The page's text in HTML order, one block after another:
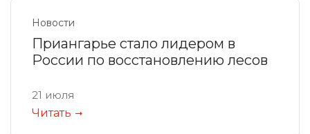
Новости
Приангарье стало лидером в
России по восстановлению лесов
21 июля
Читать